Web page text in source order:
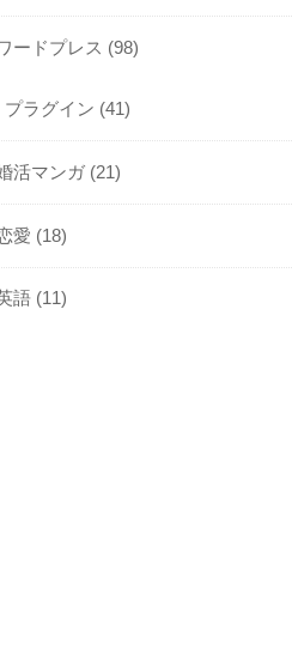
ードプレス (98)
プラグイン (41)
活マンガ (21)
愛 (18)
語 (11)